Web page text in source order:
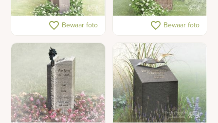
Grafsteen kunst
favorite_border Bewaar foto Gedenkteken brons
favorite_border Bewaar foto